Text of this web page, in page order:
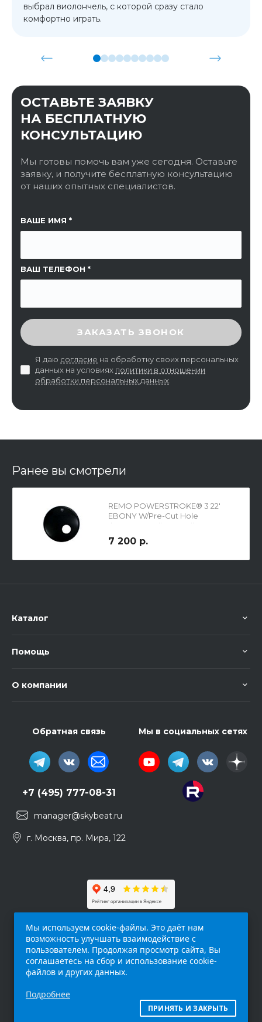
выбрал виолончель, с которой сразу стало
комфортно играть.
ОСТАВЬТЕ ЗАЯВКУ
НА БЕСПЛАТНУЮ
КОНСУЛЬТАЦИЮ
Мы готовы помочь вам уже сегодня. Оставьте
заявку, и получите бесплатную консультацию
от наших опытных специалистов.
ВАШЕ ИМЯ
ВАШ ТЕЛЕФОН
ССЫЛКА НА СТРАНИЦУ
ВВЕДИТЕ ПРОВЕРОЧНЫЙ КОД
ЗАКАЗАТЬ ЗВОНОК
Я даю согласие на обработку своих персональных
данных на условиях политики в отношении
обработки персональных данных
Ранее вы смотрели
REMO POWERSTROKE® 3 22'
EBONY W/Pre-Cut Hole
фронтальный черный пластик
для большого барабана с
отверстием
7 200 р.
Каталог
Помощь
О компании
Обратная связь
+7 (495) 777-08-31
manager@skybeat.ru
г. Москва, пр. Мира, 122
Мы в социальных сетях
интернет-сайт (
исключительно информационный характер и
Мы используем cookie-файлы. Это даёт нам
возможность улучшать взаимодействие с
пользователем. Продолжая просмотр сайта, Вы
соглашаетесь на сбор и использование cookie-
файлов и других данных.
Подробнее
ПРИНЯТЬ И ЗАКРЫТЬ